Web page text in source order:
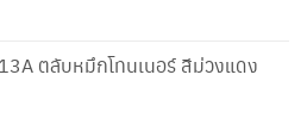
ตลับหมึกโทนเนอร์ สีม่วงแดง